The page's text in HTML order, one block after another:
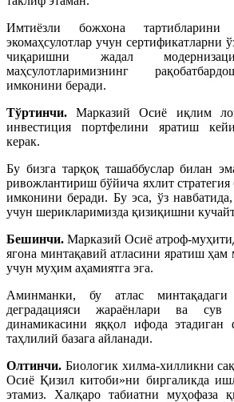
Имтиёзли божхона
экомаҳсулотлар учун сертификатларни
чиқаришни жадал
маҳсулотларимизнинг
имконини беради.
Тўртинчи. Марказий Осиё иқлим
инвестиция портфелини яратиш
керак.
Бу бизга тарқоқ ташаббуслар билан
ривожлантириш бўйича яхлит
имконини беради. Бу эса, ўз
учун шерикларимизда қизиқишни
Бешинчи. Марказий Осиё атроф-
ягона минтақавий атласини яратиш ҳам
учун муҳим аҳамиятга эга.
Аминманки, бу атлас
деградацияси жараёнлари ва сув
динамикасини яққол ифода этадиган
таҳлилий базага айланади.
Олтинчи. Биологик хилма-хилликни
Осиё Қизил китоби»ни биргаликда
этамиз. Халқаро табиатни муҳофаза